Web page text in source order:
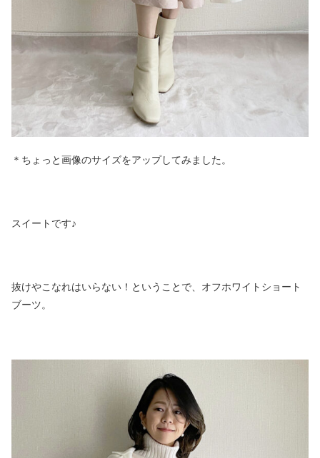
＊ちょっと画像のサイズをアップしてみました。
スイートです♪
抜けやこなれはいらない！ということで、オフホワイトショート
ブーツ。